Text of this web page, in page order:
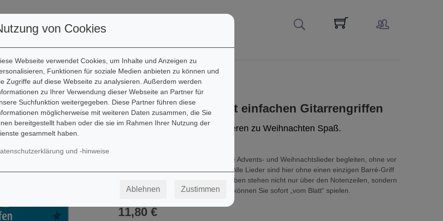
von Cookies
Webseite verwendet Cookies, um Inhalte und Anzeigen zu
Funktionen für soziale Medien anbieten zu können und
Zugriffe auf diese Webseite zu analysieren. Außerdem werden
zu Ihrer Verwendung dieser Webseite an Partner für
Suchfunktion weitergegeben. Diese Partner führen diese
möglicherweise mit weiteren Daten zusammen, die Sie
bereitgestellt haben oder die sie im Rahmen Ihrer Nutzung der
gesammelt haben.
und -hinweise
Ablehnen Zustimmen
Kontakt
Stephan Schmidt
Weihnachtslieder mit einfachen Gitarrengriffen
So macht Singen und Musizieren zu Weihnachten Spaß.
Endlich können auch weniger Geübte Advents- und Weihnachtslieder begleiten, ohne vor
dem F-Griff kapitulieren zu müssen. Alle Lieder sind hier ohne einen einzigen Barré-Griff
problemlos spielbar! Die Griffbuchstaben stehen nicht nur über den Notenzeilen, sondern
auch über allen Textstrophen. Damit können Sie sofort „vom Blatt“ spielen.
11,80 €